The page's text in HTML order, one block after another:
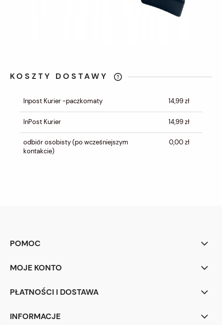
KOSZTY DOSTAWY
KOSZTÓW PŁATNOŚCI
Inpost Kurier -paczkomaty 14,99 zł
InPost Kurier 14,99 zł
odbiór osobisty(po wcześniejszym
kontakcie)
0,00 zł
POMOC
MOJE KONTO
PŁATNOŚCI I DOSTAWA
INFORMACJE